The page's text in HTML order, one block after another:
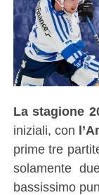
La stagione
iniziali, con
prime tre
solamente
bassissimo